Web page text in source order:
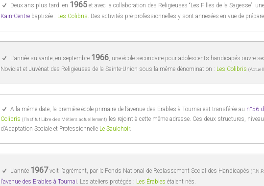
Deux ans plus tard, en 1965et avec la collaboration des Religieuses “Les Filles de la Sagesse”,
Kain-Centre baptisée : Les Colibris. Des activités pré-professionnelles y sont annexées en vue de
L’année suivante, en septembre 1966, une école secondaire pour adolescents handicapés ouvre
Noviciat et Juvénat des Religieuses de la Sainte-Union sous la même dénomination : Les Colibris
A la même date, la première école primaire de l’avenue des Erables à Tournai est transférée au n°56
Colibris (l’Institut Libre des Métiers actuellement)
les rejoint à cette même adresse. Ces deux structures,
d’Adaptation Sociale et Professionnelle Le Saulchoir.
L’année 1967voit l’agrément, par le Fonds National de Reclassement Social des Handicapés
l’avenue des Erables à Tournai. Les ateliers protégés : Les Érables étaient nés.